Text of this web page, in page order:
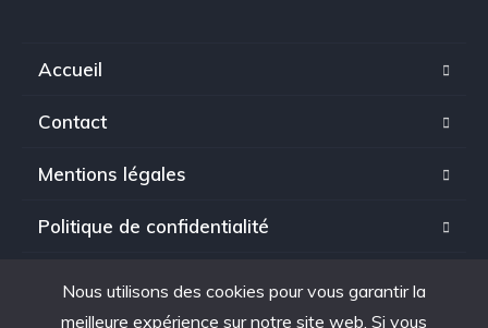
Accueil
Contact
Mentions légales
Politique de confidentialité
Nous utilisons des cookies pour vous garantir la
meilleure expérience sur notre site web. Si vous